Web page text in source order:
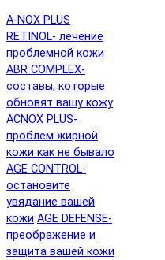
A-NOX PLUS
RETINOL- лечение
проблемной кожи
ABR COMPLEX-
составы, которые
обновят вашу кожу
ACNOX PLUS-
проблем жирной
кожи как не бывало
AGE CONTROL-
остановите
увядание вашей
кожи AGE DEFENSE-
преображение и
защита вашей кожи